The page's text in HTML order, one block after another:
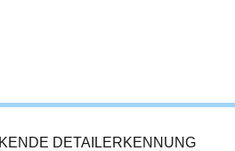
DETAILERKENNUNG